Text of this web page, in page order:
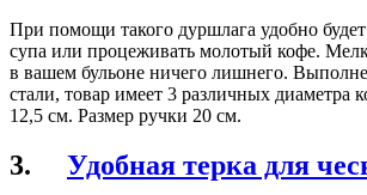
При помощи такого дуршлага удобно
супа или процеживать молотый кофе.
в вашем бульоне ничего лишнего.
стали, товар имеет 3 различных диаметра
12,5 см. Размер ручки 20 см.
3. Удобная терка для